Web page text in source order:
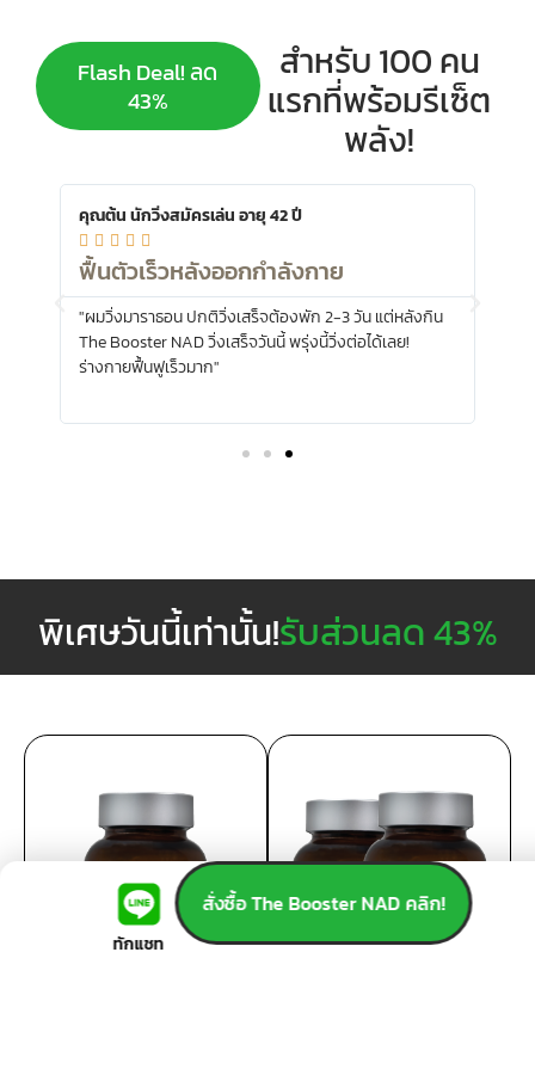
Flash Deal! ลด
43%
สำหรับ 100 คน
แรกที่พร้อมรีเซ็ต
พลัง!
คุณต้น นักวิ่งสมัครเล่น อายุ 42 ปี
    
ฟื้นตัวเร็วหลังออกกำลังกาย
"ผมวิ่งมาราธอน ปกติวิ่งเสร็จต้องพัก 2-3 วัน แต่หลังกิน
The Booster NAD วิ่งเสร็จวันนี้ พรุ่งนี้วิ่งต่อได้เลย!
ร่างกายฟื้นฟูเร็วมาก"
พิเศษวันนี้เท่านั้น!รับส่วนลด 43%
ทักแชท
สั่งซื้อ The Booster NAD คลิก!